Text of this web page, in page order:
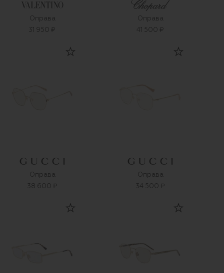
Оправа
31 950 ₽
Оправа
41 500 ₽
Оправа
38 600 ₽
Оправа
34 500 ₽